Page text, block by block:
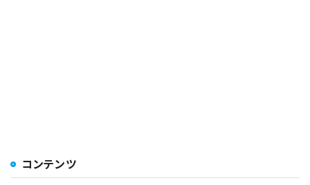
コンテンツ